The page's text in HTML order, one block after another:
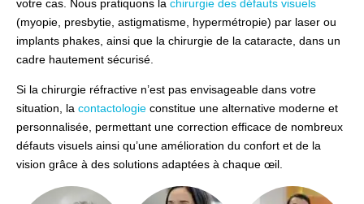
votre cas. Nous pratiquons la chirurgie des défauts visuels
(myopie, presbytie, astigmatisme, hypermétropie) par laser ou
implants phakes, ainsi que la chirurgie de la cataracte, dans un
cadre hautement sécurisé.
Si la chirurgie réfractive n’est pas envisageable dans votre
situation, la contactologie constitue une alternative moderne et
personnalisée, permettant une correction efficace de nombreux
défauts visuels ainsi qu’une amélioration du confort et de la
vision grâce à des solutions adaptées à chaque œil.